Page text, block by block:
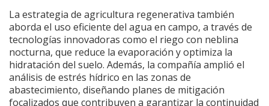
La estrategia de agricultura regenerativa también
aborda el uso eficiente del agua en campo, a través de
tecnologías innovadoras como el riego con neblina
nocturna, que reduce la evaporación y optimiza la
hidratación del suelo. Además, la compañía amplió el
análisis de estrés hídrico en las zonas de
abastecimiento, diseñando planes de mitigación
focalizados que contribuyen a garantizar la continuidad